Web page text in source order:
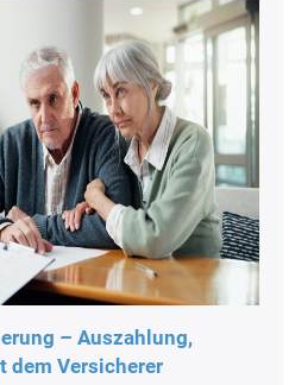
– Auszahlung,
dem Versicherer